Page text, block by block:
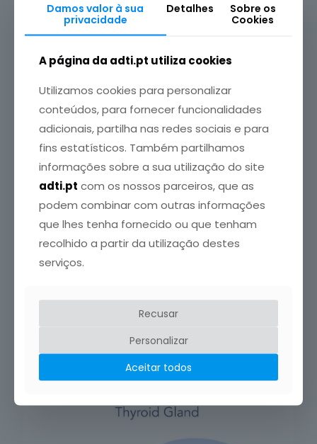
ADTI publicou em 20 Julho, 2022
Menopausa ou hipotiroidismo? A pergunta à
qual deve ser o médico a dar resposta
Quase de certeza que já ouviu dizer que os
relacionados.[…]
Leia mais
ADTI publicou em
A cirurgia da tiroide consiste na remoção parcial
(hemitiroidectomia) ou total (tiroidectomia total) da
glândula, dependendo da
Damos valor à sua
privacidade
Detalhes
Sobre os
Cookies
A página da adti.pt utiliza cookies
Utilizamos cookies para personalizar
conteúdos, para fornecer funcionalidades
adicionais, partilha nas redes sociais e para
fins estatísticos. Também partilhamos
informações sobre a sua utilização do site
adti.pt com os nossos parceiros, que as
podem combinar com outras informações
que lhes tenha fornecido ou que tenham
recolhido a partir da utilização destes
serviços.
Recusar
Personalizar
Aceitar todos